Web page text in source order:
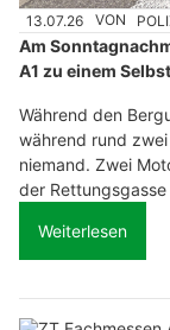
13.07.26 VON
Am
A1 zu einem
Während den
während rund
niemand. Zwei
der
Weiterlesen